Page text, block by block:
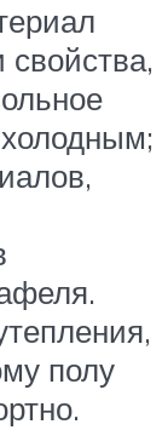
свойства,
полу